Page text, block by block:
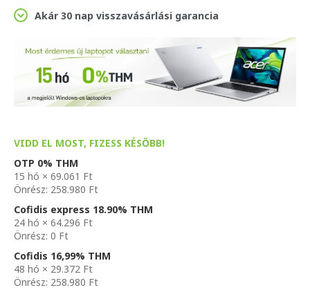
Akár 30 nap visszavásárlási garancia
VIDD EL MOST, FIZESS KÉSŐBB!
OTP 0% THM
15 hó × 69.061 Ft
Önrész: 258.980 Ft
Cofidis express 18.90% THM
24 hó × 64.296 Ft
Önrész: 0 Ft
Cofidis 16,99% THM
48 hó × 29.372 Ft
Önrész: 258.980 Ft